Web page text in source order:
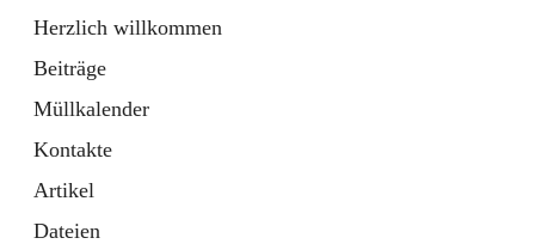
Herzlich willkommen
Beiträge
Müllkalender
Kontakte
Artikel
Dateien
Ordner
in
Tab
Formulare
Artikel
öffnet
in
neuem
Tab